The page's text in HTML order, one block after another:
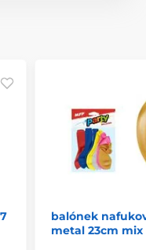
balónek
metal 23cm mix